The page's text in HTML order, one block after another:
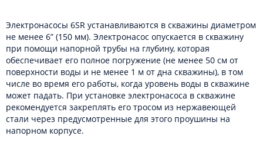
Электронасосы 6SR устанавливаются в скважины диаметром
не менее 6” (150 мм). Электронасос опускается в скважину
при помощи напорной трубы на глубину, которая
обеспечивает его полное погружение (не менее 50 см от
поверхности воды и не менее 1 м от дна скважины), в том
числе во время его работы, когда уровень воды в скважине
может падать. При установке электронасоса в скважине
рекомендуется закреплять его тросом из нержавеющей
стали через предусмотренные для этого проушины на
напорном корпусе.